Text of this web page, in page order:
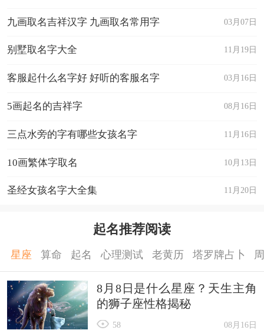
03月07日
九画取名吉祥汉字 九画取名常用字
11月19日
别墅取名字大全
03月16日
客服起什么名字好 好听的客服名字
08月16日
5画起名的吉祥字
11月16日
三点水旁的字有哪些女孩名字
10月13日
10画繁体字取名
11月20日
圣经女孩名字大全集
起名推荐阅读
星座 算命 起名 心理测试 老黄历 塔罗牌占卜
8月8日是什么星座？天生主角
的狮子座性格揭秘
08月16日
58